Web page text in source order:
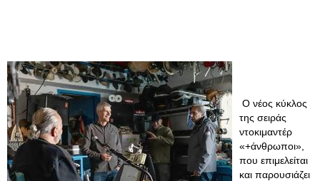
Ο νέος κύκλος
της σειράς
ντοκιμαντέρ
«+άνθρωποι»,
που επιμελείται
και παρουσιάζει